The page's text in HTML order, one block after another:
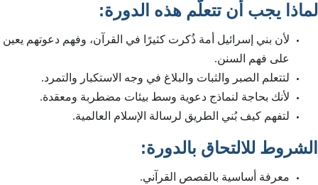
لماذا يجب أن تتعلّم هذه الدورة:
لأن بني إسرائيل أمة ذُكرت كثيرًا في القرآن، وفهم دعوتهم يعين
على فهم السنن.
لتتعلم الصبر والثبات والبلاغ في وجه الاستكبار والتمرد.
لأنك بحاجة لنماذج دعوية وسط بيئات مضطربة ومعقدة.
لتفهم كيف بُني الطريق لرسالة الإسلام العالمية.
الشروط للالتحاق بالدورة:
معرفة أساسية بالقصص القرآني.